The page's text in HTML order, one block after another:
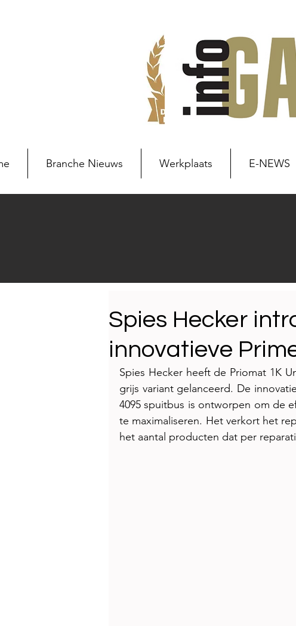
Branche Nieuws Werkplaats E-NEWS
Reportages
Spies Hecker
innovatieve
Spies Hecker heeft de Priomat 1K
grijs variant gelanceerd. De
4095 spuitbus is ontworpen om de
te maximaliseren. Het verkort het
het aantal producten dat per